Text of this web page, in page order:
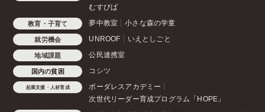
むすびば
教育・子育て 夢中教室 小さな森の学童
就労機会 UNROOF いえとしごと
地域課題 公民連携室
国内の貧困 コシツ
起業支援・人材育成
ボーダレスアカデミー
次世代リーダー育成プログラム「HOPE」